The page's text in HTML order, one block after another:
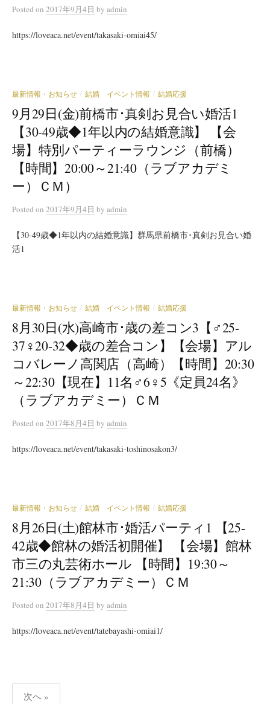
Posted on 2017年9月4日 by admin
https://loveaca.net/event/takasaki-omiai45/
最新情報・お知らせ / 結婚 イベント情報 / 結婚応援
9月29日(金)前橋市･真剣お見合い婚活1
【30-49歳◆1年以内の結婚意識】 【会
場】特別パーティーラウンジ（前橋）
【時間】20:00～21:40（ラブアカデミ
ー）ＣＭ）
Posted on 2017年9月4日 by admin
【30-49歳◆1年以内の結婚意識】群馬県前橋市･真剣お見合い婚
活1
最新情報・お知らせ / 結婚 イベント情報 / 結婚応援
8月30日(水)高崎市･歳の差コン3【♂25-
37♀20-32◆歳の差合コン】【会場】アル
コバレーノ高関店（高崎）【時間】20:30
～22:30【現在】11名♂6♀5《定員24名》
（ラブアカデミー）ＣＭ
Posted on 2017年8月4日 by admin
https://loveaca.net/event/takasaki-toshinosakon3/
最新情報・お知らせ / 結婚 イベント情報 / 結婚応援
8月26日(土)館林市･婚活パーティ1 【25-
42歳◆館林の婚活初開催】 【会場】館林
市三の丸芸術ホール 【時間】19:30～
21:30（ラブアカデミー）ＣＭ
Posted on 2017年8月4日 by admin
https://loveaca.net/event/tatebayashi-omiai1/
投次へ »